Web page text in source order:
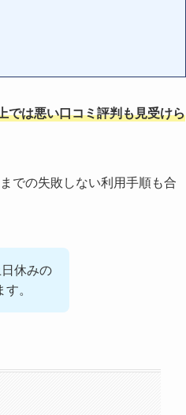
では悪い口コミ評判も見受けら
での失敗しない利用手順も合
休みの
。